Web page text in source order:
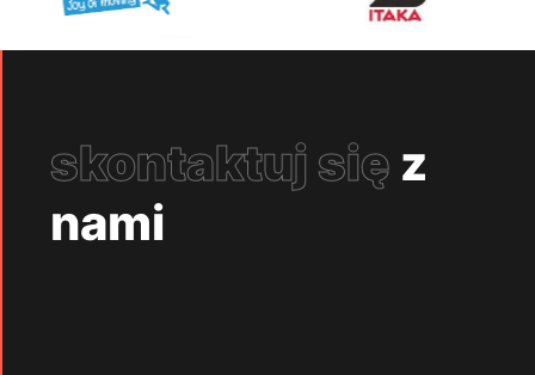
skontaktuj się z
nami